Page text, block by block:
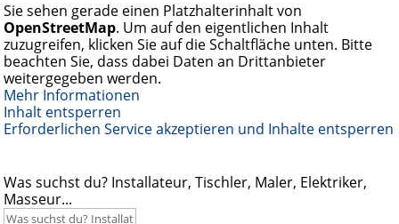
Sie sehen gerade einen Platzhalterinhalt von
OpenStreetMap. Um auf den eigentlichen Inhalt
zuzugreifen, klicken Sie auf die Schaltfläche unten. Bitte
beachten Sie, dass dabei Daten an Drittanbieter
weitergegeben werden.
Mehr Informationen
Inhalt entsperren
Erforderlichen Service akzeptieren und Inhalte entsperren
Was suchst du? Installateur, Tischler, Maler, Elektriker,
Masseur...